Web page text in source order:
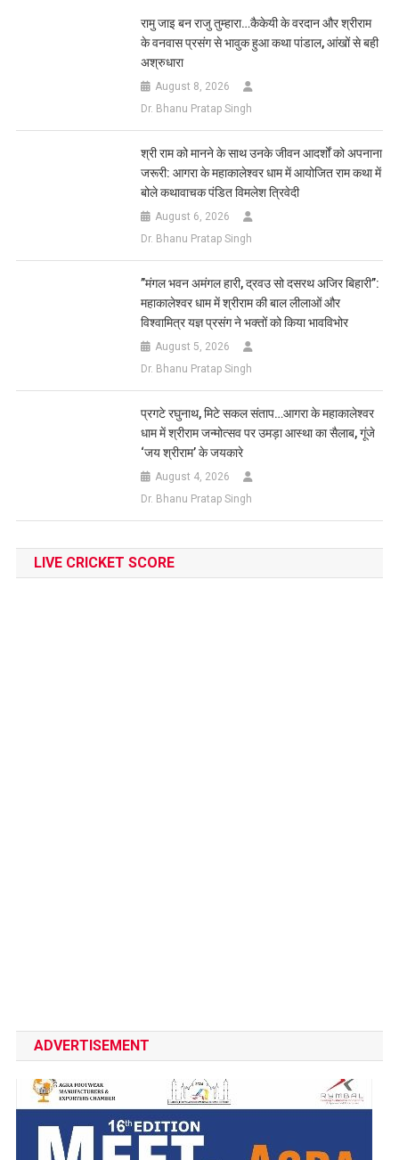
List
रामु जाइ बन राजु तुम्हारा…कैकेयी के वरदान और श्रीराम
के वनवास प्रसंग से भावुक हुआ कथा पांडाल, आंखों से बही
अश्रुधारा
August 8, 2026
Dr. Bhanu Pratap Singh
​श्री राम को मानने के साथ उनके जीवन आदर्शों को अपनाना
जरूरी: आगरा के महाकालेश्वर धाम में आयोजित राम कथा में
बोले कथावाचक पंडित विमलेश त्रिवेदी
August 6, 2026
Dr. Bhanu Pratap Singh
​”मंगल भवन अमंगल हारी, द्रवउ सो दसरथ अजिर बिहारी”:
महाकालेश्वर धाम में श्रीराम की बाल लीलाओं और
विश्वामित्र यज्ञ प्रसंग ने भक्तों को किया भावविभोर
August 5, 2026
Dr. Bhanu Pratap Singh
प्रगटे रघुनाथ, मिटे सकल संताप…आगरा के महाकालेश्वर
धाम में श्रीराम जन्मोत्सव पर उमड़ा आस्था का सैलाब, गूंजे
‘जय श्रीराम’ के जयकारे
August 4, 2026
Dr. Bhanu Pratap Singh
LIVE CRICKET SCORE
ADVERTISEMENT